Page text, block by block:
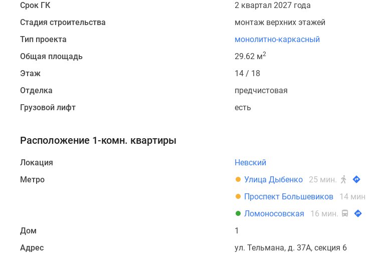
Срок ГК
2 квартал 2027 года
Стадия строительства
монтаж верхних этажей
Тип проекта
монолитно-каркасный
Общая площадь
29.62 м2
Этаж
14 / 18
Отделка
предчистовая
Грузовой лифт
есть
Расположение 1-комн. квартиры
Локация
Невский
Метро
Улица Дыбенко
25 мин.
Проспект Большевиков
14
Ломоносовская
16 мин.
Дом
1
Адрес
ул. Тельмана, д. 37А, секция 6